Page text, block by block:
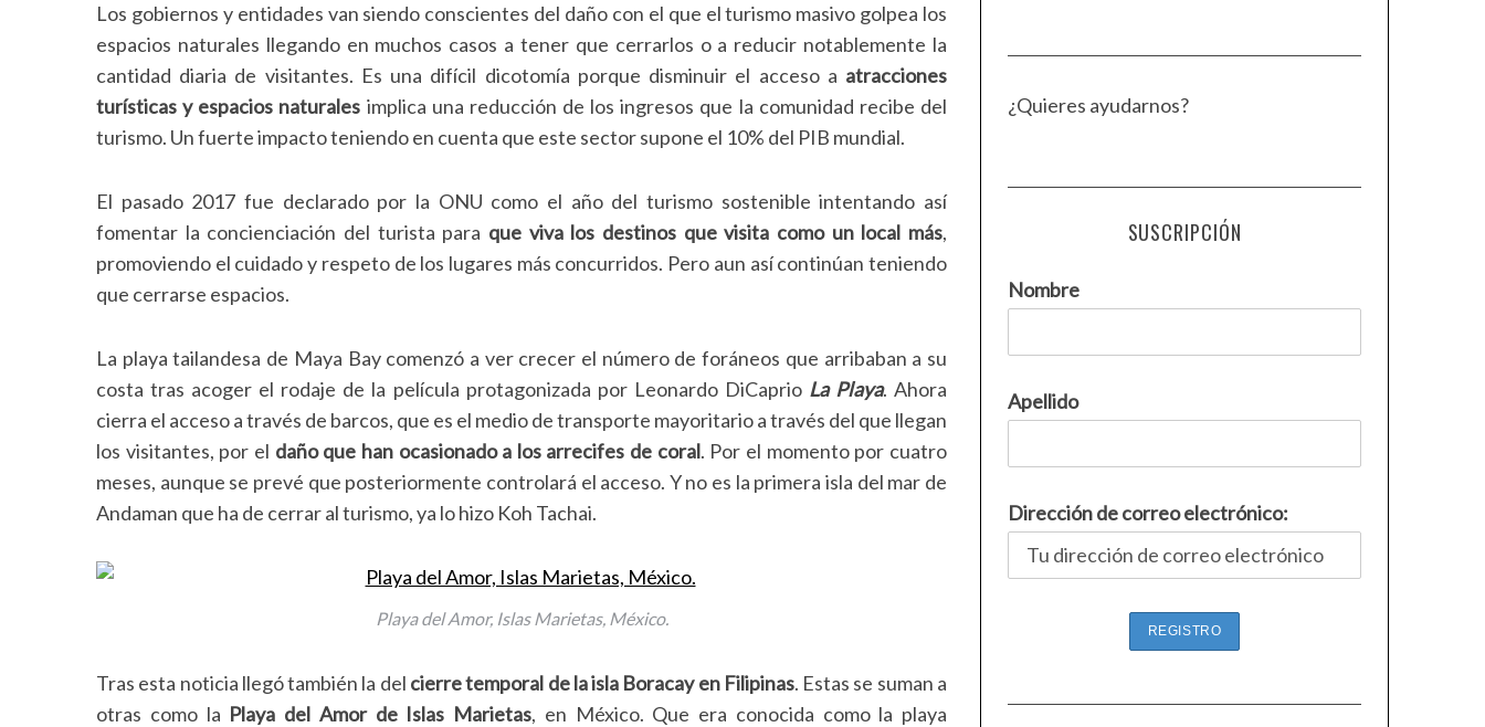
Los gobiernos y entidades van siendo conscientes del daño con el que el turismo masivo golpea los
espacios naturales llegando en muchos casos a tener que cerrarlos o a reducir notablemente la
cantidad diaria de visitantes. Es una difícil dicotomía porque disminuir el acceso a atracciones
turísticas y espacios naturales implica una reducción de los ingresos que la comunidad recibe del
turismo. Un fuerte impacto teniendo en cuenta que este sector supone el 10% del PIB mundial.
El pasado 2017 fue declarado por la ONU como el año del turismo sostenible intentando así
fomentar la concienciación del turista para que viva los destinos que visita como un local más,
promoviendo el cuidado y respeto de los lugares más concurridos. Pero aun así continúan teniendo
que cerrarse espacios.
La playa tailandesa de Maya Bay comenzó a ver crecer el número de foráneos que arribaban a su
costa tras acoger el rodaje de la película protagonizada por Leonardo DiCaprio La Playa. Ahora
cierra el acceso a través de barcos, que es el medio de transporte mayoritario a través del que llegan
los visitantes, por el daño que han ocasionado a los arrecifes de coral. Por el momento por cuatro
meses, aunque se prevé que posteriormente controlará el acceso. Y no es la primera isla del mar de
Andaman que ha de cerrar al turismo, ya lo hizo Koh Tachai.
Playa del Amor, Islas Marietas, México.
Tras esta noticia llegó también la del cierre temporal de la isla Boracay en Filipinas. Estas se suman a
otras como la Playa del Amor de Islas Marietas, en México. Que era conocida como la playa
¿Quieres ayudarnos?
SUSCRIPCIÓN
Nombre
Apellido
Dirección de correo electrónico:
a